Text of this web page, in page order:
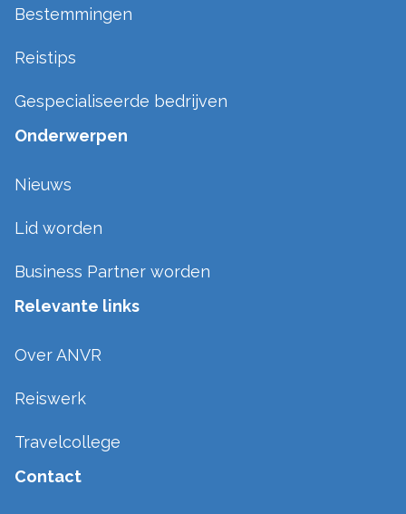
Bestemmingen
Reistips
Gespecialiseerde bedrijven
Onderwerpen
Nieuws
Lid worden
Business Partner worden
Relevante links
Over ANVR
Reiswerk
Travelcollege
Contact